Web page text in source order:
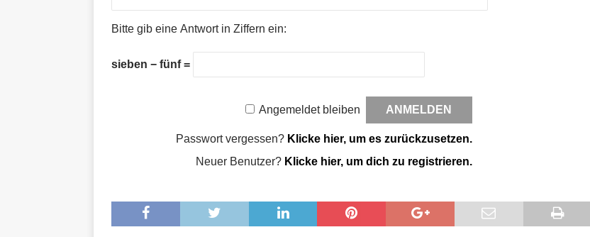
Bitte gib eine Antwort in Ziffern ein:
sieben − fünf =
Angemeldet bleiben
Passwort vergessen? Klicke hier, um es zurückzusetzen.
Neuer Benutzer? Klicke hier, um dich zu registrieren.